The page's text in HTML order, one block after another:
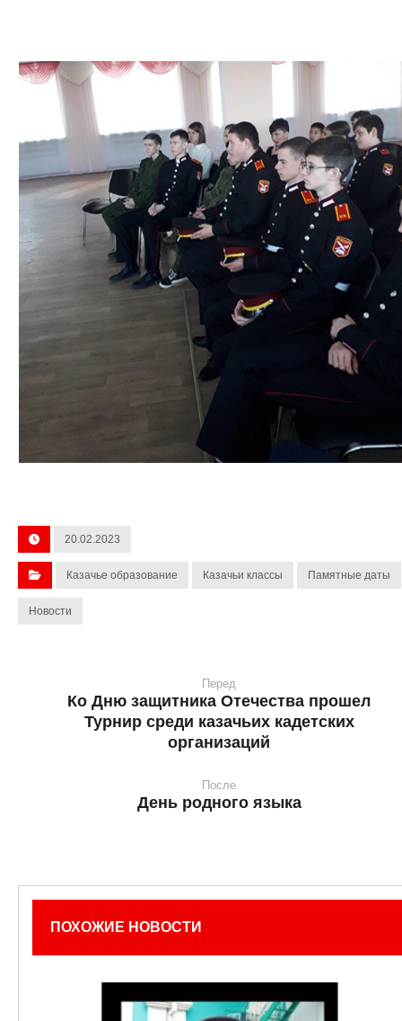
20.02.2023
Казачье образование Казачьи классы Памятные даты
Новости
Перед
Ко Дню защитника Отечества прошел
Турнир среди казачьих кадетских
организаций
После
День родного языка
ПОХОЖИЕ НОВОСТИ